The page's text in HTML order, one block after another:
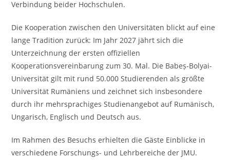
Verbindung beider Hochschulen.
Die Kooperation zwischen den Universitäten blickt auf eine
lange Tradition zurück: Im Jahr 2027 jährt sich die
Unterzeichnung der ersten offiziellen
Kooperationsvereinbarung zum 30. Mal. Die Babeș-Bolyai-
Universität gilt mit rund 50.000 Studierenden als größte
Universität Rumäniens und zeichnet sich insbesondere
durch ihr mehrsprachiges Studienangebot auf Rumänisch,
Ungarisch, Englisch und Deutsch aus.
Im Rahmen des Besuchs erhielten die Gäste Einblicke in
verschiedene Forschungs- und Lehrbereiche der JMU.